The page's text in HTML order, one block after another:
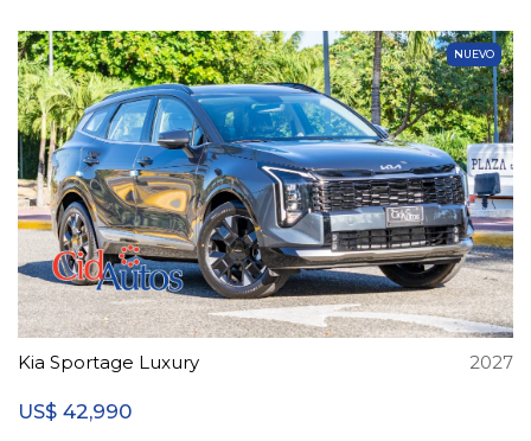
NUEVO
Kia Sportage Luxury 2027
US$ 42,990